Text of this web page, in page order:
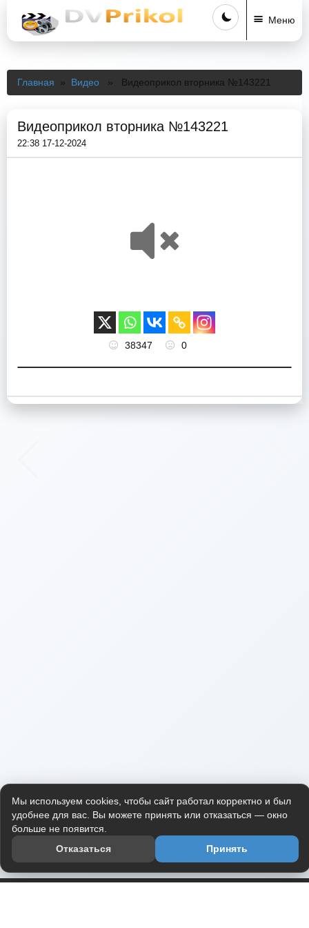
Меню
Главная » Видео » Видеоприкол вторника №143221
Видеоприкол вторника №143221
22:38 17-12-2024
38347 0
Мы используем cookies, чтобы сайт работал корректно и был
удобнее для вас. Вы можете принять или отказаться — окно
больше не появится.
Отказаться
Принять